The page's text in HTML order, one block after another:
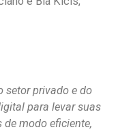
setor privado e do
para levar suas
modo eficiente,